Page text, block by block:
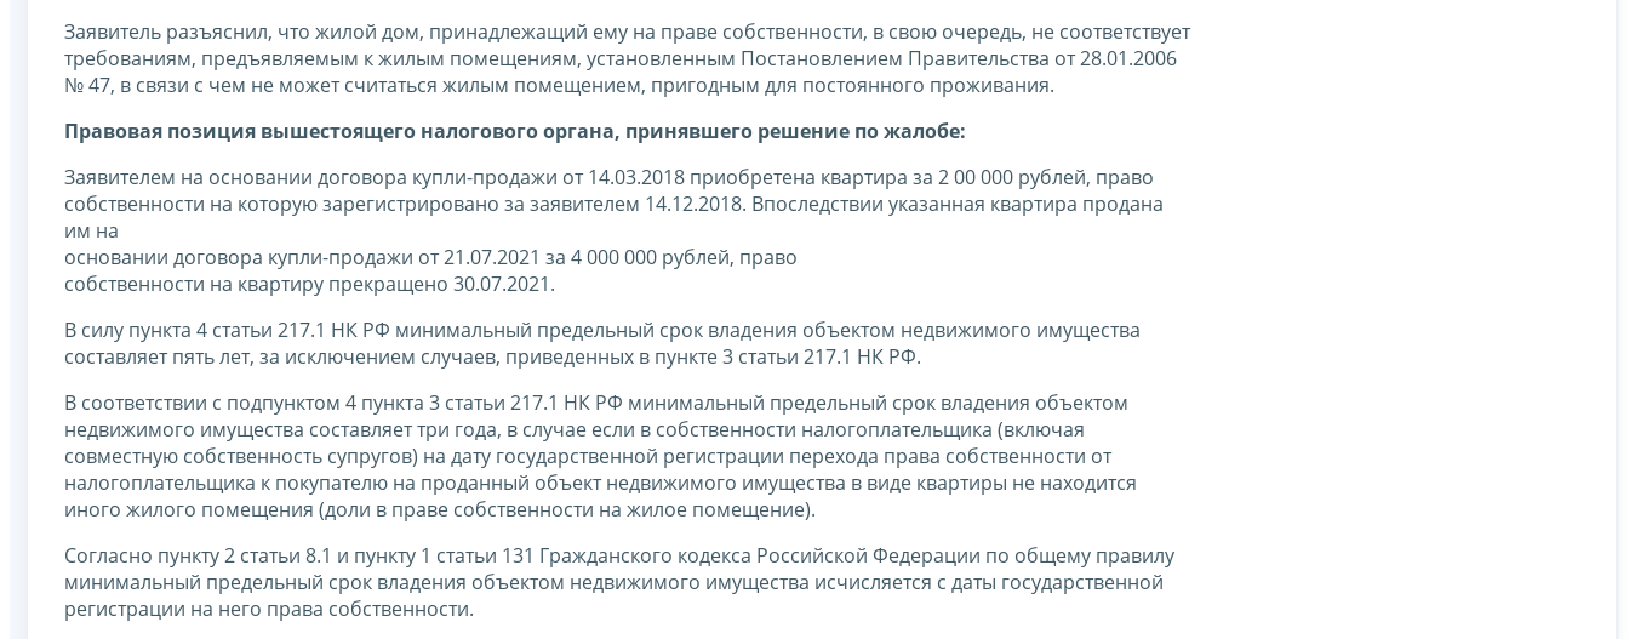
Заявитель разъяснил, что жилой дом, принадлежащий ему на праве собственности, в свою очередь, не соответствует
требованиям, предъявляемым к жилым помещениям, установленным Постановлением Правительства от 28.01.2006
№ 47, в связи с чем не может считаться жилым помещением, пригодным для постоянного проживания.
Правовая позиция вышестоящего налогового органа, принявшего решение по жалобе:
Заявителем на основании договора купли-продажи от 14.03.2018 приобретена квартира за 2 00 000 рублей, право
собственности на которую зарегистрировано за заявителем 14.12.2018. Впоследствии указанная квартира продана
им на
основании договора купли-продажи от 21.07.2021 за 4 000 000 рублей, право
собственности на квартиру прекращено 30.07.2021.
В силу пункта 4 статьи 217.1 НК РФ минимальный предельный срок владения объектом недвижимого имущества
составляет пять лет, за исключением случаев, приведенных в пункте 3 статьи 217.1 НК РФ.
В соответствии с подпунктом 4 пункта 3 статьи 217.1 НК РФ минимальный предельный срок владения объектом
недвижимого имущества составляет три года, в случае если в собственности налогоплательщика (включая
совместную собственность супругов) на дату государственной регистрации перехода права собственности от
налогоплательщика к покупателю на проданный объект недвижимого имущества в виде квартиры не находится
иного жилого помещения (доли в праве собственности на жилое помещение).
Согласно пункту 2 статьи 8.1 и пункту 1 статьи 131 Гражданского кодекса Российской Федерации по общему правилу
минимальный предельный срок владения объектом недвижимого имущества исчисляется с даты государственной
регистрации на него права собственности.